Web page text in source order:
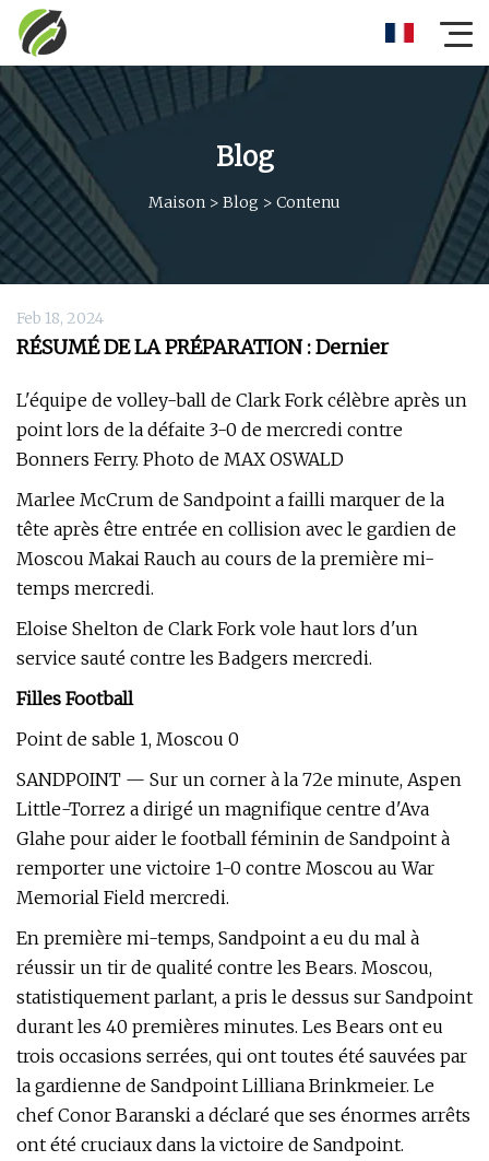
Blog
Maison > Blog > Contenu
Feb 18, 2024
RÉSUMÉ DE LA PRÉPARATION : Dernier
L'équipe de volley-ball de Clark Fork célèbre après un
point lors de la défaite 3-0 de mercredi contre
Bonners Ferry. Photo de MAX OSWALD
Marlee McCrum de Sandpoint a failli marquer de la
tête après être entrée en collision avec le gardien de
Moscou Makai Rauch au cours de la première mi-
temps mercredi.
Eloise Shelton de Clark Fork vole haut lors d'un
service sauté contre les Badgers mercredi.
Filles Football
Point de sable 1, Moscou 0
SANDPOINT — Sur un corner à la 72e minute, Aspen
Little-Torrez a dirigé un magnifique centre d'Ava
Glahe pour aider le football féminin de Sandpoint à
remporter une victoire 1-0 contre Moscou au War
Memorial Field mercredi.
En première mi-temps, Sandpoint a eu du mal à
réussir un tir de qualité contre les Bears. Moscou,
statistiquement parlant, a pris le dessus sur Sandpoint
durant les 40 premières minutes. Les Bears ont eu
trois occasions serrées, qui ont toutes été sauvées par
la gardienne de Sandpoint Lilliana Brinkmeier. Le
chef Conor Baranski a déclaré que ses énormes arrêts
ont été cruciaux dans la victoire de Sandpoint.